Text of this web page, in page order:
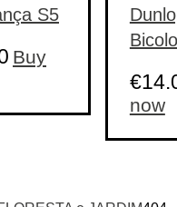
S5
Buy
€
now